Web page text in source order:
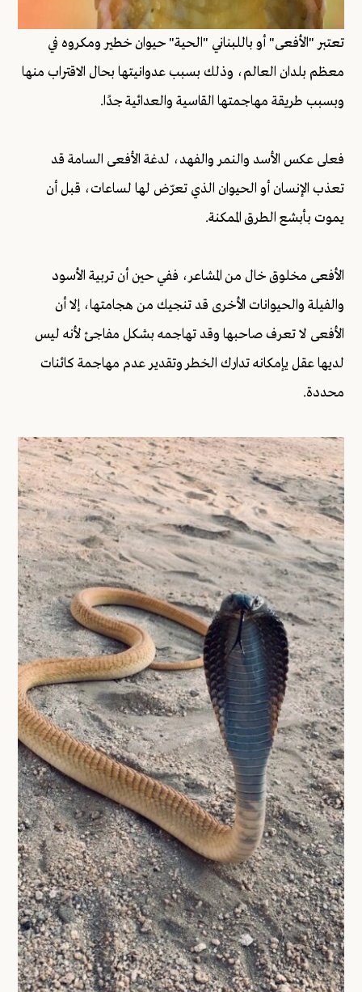
تعتبر "الأفعى" أو باللبناني "الحية" حيوان خطير ومكروه في
معظم بلدان العالم، وذلك بسبب عدوانيتها بحال الاقتراب منها
وبسبب طريقة مهاجمتها القاسية والعدائية جدًا.
فعلى عكس الأسد والنمر والفهد، لدغة الأفعى السامة قد
تعذب الإنسان أو الحيوان الذي تعرّض لها لساعات، قبل أن
يموت بأبشع الطرق الممكنة.
الأفعى مخلوق خال من المشاعر، ففي حين أن تربية الأسود
والفيلة والحيوانات الأخرى قد تنجيك من هجامتها، إلا أن
الأفعى لا تعرف صاحبها وقد تهاجمه بشكل مفاجئ لأنه ليس
لديها عقل يإمكانه تدارك الخطر وتقدير عدم مهاجمة كائنات
محددة.